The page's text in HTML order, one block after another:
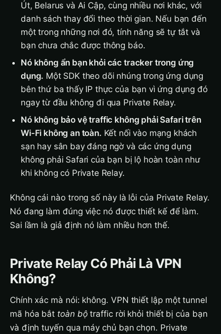
Út, Belarus và Ai Cập, cùng nhiều nơi khác, với
danh sách thay đổi theo thời gian. Nếu bạn đến
một trong những nơi đó, tính năng sẽ tự tắt và
bạn chưa chắc được thông báo.
Nó không ẩn bạn khỏi các tracker trong ứng
dụng. Một SDK theo dõi nhúng trong ứng dụng
bên thứ ba thấy IP thực của bạn vì ứng dụng đó
ngay từ đầu không đi qua Private Relay.
Nó không bảo vệ traffic không phải Safari trên
Wi-Fi không an toàn. Kết nối vào mạng khách
sạn hay sân bay đáng ngờ và các ứng dụng
không phải Safari của bạn bị lộ hoàn toàn như
khi không có Private Relay.
Không cái nào trong số này là lỗi của Private Relay.
Nó đang làm đúng việc nó được thiết kế để làm.
Sai lầm là giả định nó làm nhiều hơn thế.
Private Relay Có Phải Là VPN
Không?
Chính xác mà nói: không. VPN thiết lập một tunnel
mã hóa bắt toàn bộtraffic rời khỏi thiết bị của bạn
và định tuyến qua máy chủ bạn chọn. Private